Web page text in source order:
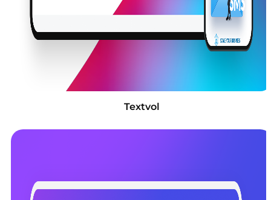
Textvol